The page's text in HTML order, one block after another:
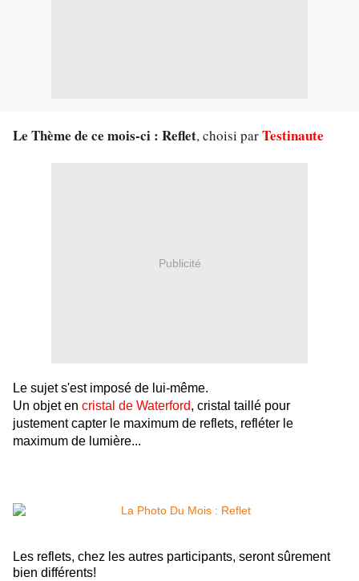
Le Thème de ce mois-ci : Reflet, choisi par Testinaute
Publicité
Le sujet s'est imposé de lui-même.
Un objet en cristal de Waterford, cristal taillé pour
justement capter le maximum de reflets, refléter le
maximum de lumière...
Les reflets, chez les autres participants, seront sûrement
bien différents!